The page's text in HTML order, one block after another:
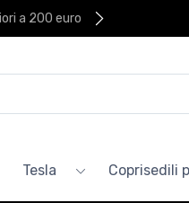
a 200 euro
Tesla Coprisedili